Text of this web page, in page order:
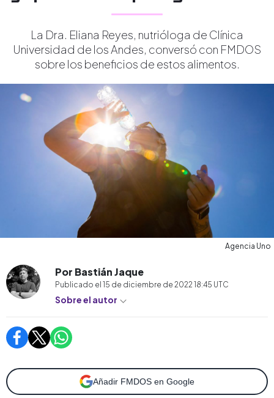
La Dra. Eliana Reyes, nutrióloga de Clínica
Universidad de los Andes, conversó con FMDOS
sobre los beneficios de estos alimentos.
Agencia Uno
Por Bastián Jaque
Publicado el 15 de diciembre de 2022 18:45 UTC
Sobre el autor
Añadir FMDOS en Google